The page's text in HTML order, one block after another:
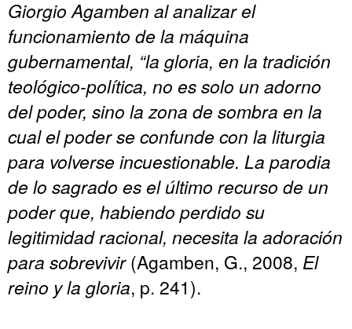
Giorgio Agamben al analizar el
funcionamiento de la máquina
gubernamental, “la gloria, en la tradición
teológico-política, no es solo un adorno
del poder, sino la zona de sombra en la
cual el poder se confunde con la liturgia
para volverse incuestionable. La parodia
de lo sagrado es el último recurso de un
poder que, habiendo perdido su
legitimidad racional, necesita la adoración
para sobrevivir(Agamben, G., 2008, El
reino y la gloria, p. 241).